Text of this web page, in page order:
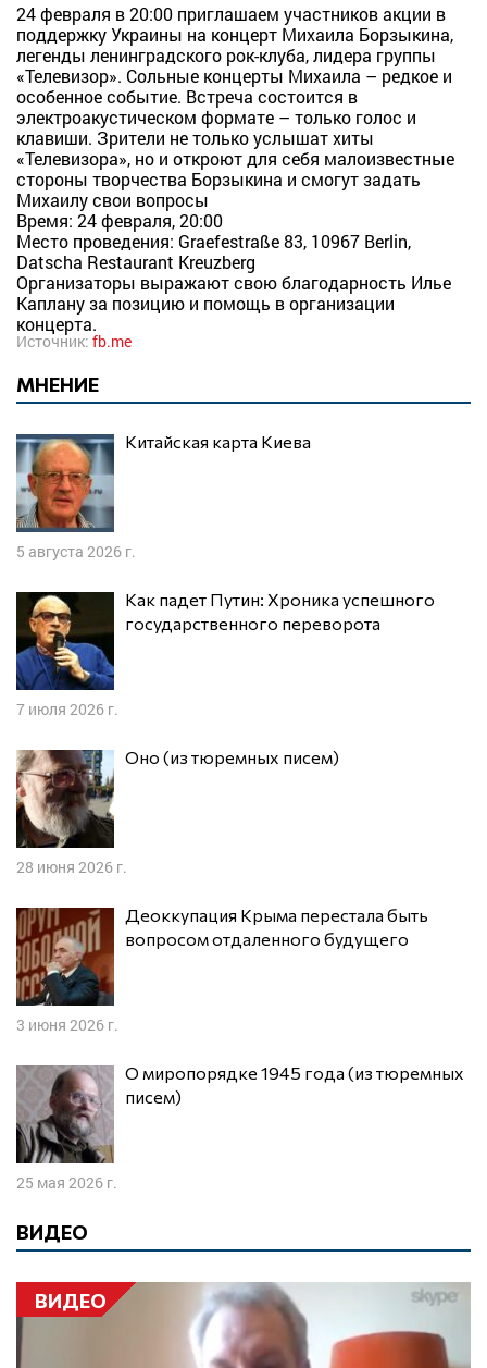
24 февраля в 20:00 приглашаем участников акции в
поддержку Украины на концерт Михаила Борзыкина,
легенды ленинградского рок-клуба, лидера группы
«Телевизор». Сольные концерты Михаила – редкое и
особенное событие. Встреча состоится в
электроакустическом формате – только голос и
клавиши. Зрители не только услышат хиты
«Телевизора», но и откроют для себя малоизвестные
стороны творчества Борзыкина и смогут задать
Михаилу свои вопросы
Время: 24 февраля, 20:00
Место проведения: Graefestraße 83, 10967 Berlin,
Datscha Restaurant Kreuzberg
Организаторы выражают свою благодарность Илье
Каплану за позицию и помощь в организации
концерта.
Источник: fb.me
МНЕНИЕ
Китайская карта Киева
5 августа 2026 г.
Как падет Путин: Хроника успешного
государственного переворота
7 июля 2026 г.
Оно (из тюремных писем)
28 июня 2026 г.
Деоккупация Крыма перестала быть
вопросом отдаленного будущего
3 июня 2026 г.
О миропорядке 1945 года (из тюремных
писем)
25 мая 2026 г.
ВИДЕО
ВИДЕО